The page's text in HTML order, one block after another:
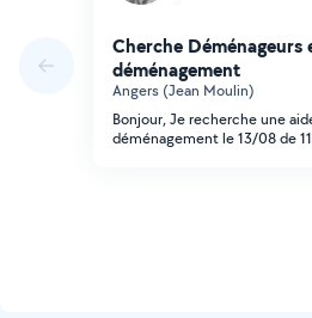
Cherche Déménageurs
déménagement
Angers (Jean Moulin)
Bonjour, Je recherche une
déménagement le 13/08 de